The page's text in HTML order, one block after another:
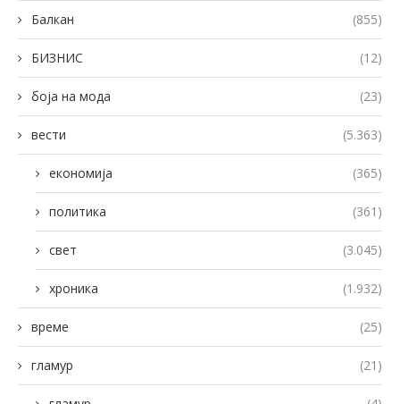
Балкан (855)
БИЗНИС (12)
боја на мода (23)
вести (5.363)
економија (365)
политика (361)
свет (3.045)
хроника (1.932)
време (25)
гламур (21)